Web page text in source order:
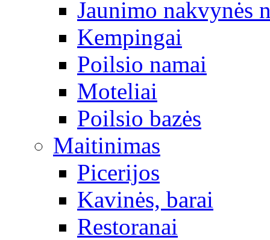
Jaunimo nakvynės
Kempingai
Poilsio namai
Moteliai
Poilsio bazės
Maitinimas
Picerijos
Kavinės, barai
Restoranai